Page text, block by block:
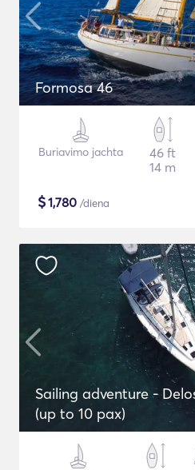
Formosa 46
Buriavimo jachta
46 ft
14 m
$1,780 /diena
Sailing adventure -
(up to 10 pax)